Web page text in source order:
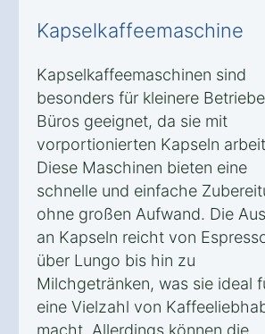
Kapselkaffeemaschine
Kapselkaffeemaschinen sind
besonders für kleinere
Büros geeignet, da sie mit
vorportionierten Kapseln
Diese Maschinen bieten eine
schnelle und einfache
ohne großen Aufwand. Die
an Kapseln reicht von
über Lungo bis hin zu
Milchgetränken, was sie ideal
eine Vielzahl von
macht. Allerdings können die